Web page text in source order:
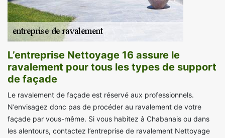
L’entreprise Nettoyage 16 assure le
ravalement pour tous les types de support
de façade
Le ravalement de façade est réservé aux professionnels.
N’envisagez donc pas de procéder au ravalement de votre
façade par vous-même. Si vous habitez à Chabanais ou dans
les alentours, contactez l’entreprise de ravalement Nettoyage